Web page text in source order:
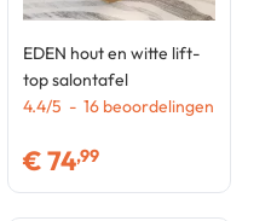
EDEN hout en witte lift-
top salontafel
4.4/5 - 16 beoordelingen
€74,99